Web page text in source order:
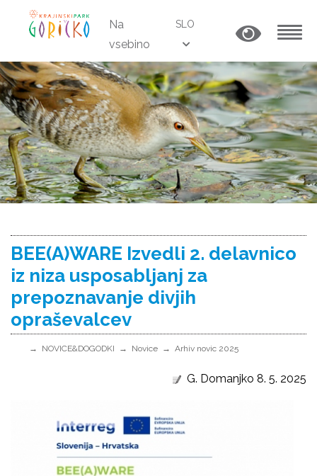
Na
vsebino
SLO
BEE(A)WARE Izvedli 2. delavnico
iz niza usposabljanj za
prepoznavanje divjih
opraševalcev
NOVICE&DOGODKI Novice Arhiv novic 2025
G. Domanjko 8. 5. 2025